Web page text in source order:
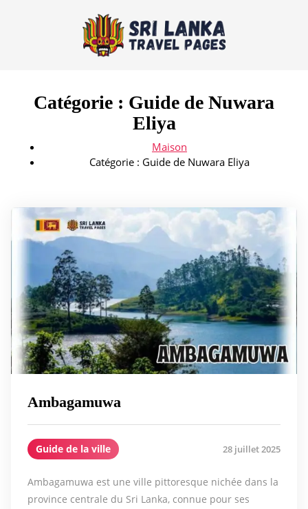
Catégorie : Guide de Nuwara
Eliya
Maison
Catégorie : Guide de Nuwara Eliya
Ambagamuwa
Guide de la ville 28 juillet 2025
Ambagamuwa est une ville pittoresque nichée dans la
province centrale du Sri Lanka, connue pour ses